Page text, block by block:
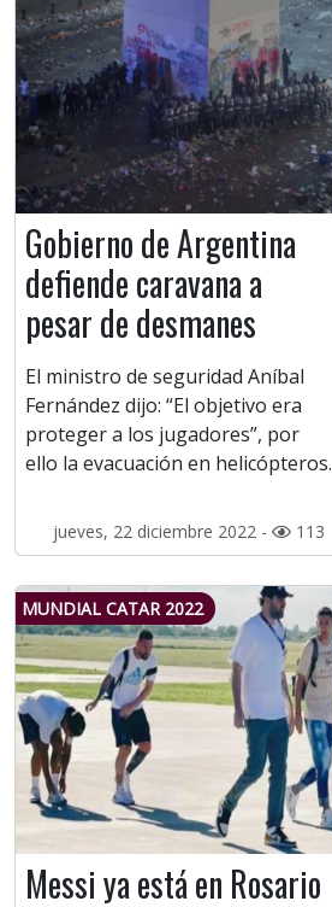
Gobierno de Argentina
defiende caravana a
pesar de desmanes
El ministro de seguridad Aníbal
Fernández dijo: “El objetivo era
proteger a los jugadores”, por
ello la evacuación en helicópteros.
jueves, 22 diciembre 2022 - 113
MUNDIAL CATAR 2022
Messi ya está en Rosario